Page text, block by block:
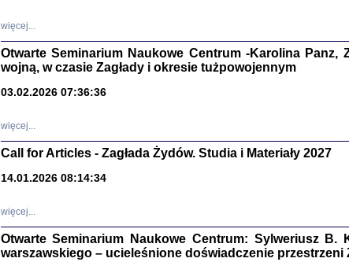
Zagłada
Studia i
więcej...
Otwarte Seminarium Naukowe Centrum -Karolina Panz,
wojną, w czasie Zagłady i okresie tużpowojennym
03.02.2026 07:36:36
więcej...
Call for Articles - Zagłada Żydów. Studia i Materiały 2027
14.01.2026 08:14:34
więcej...
Otwarte Seminarium Naukowe Centrum: Sylweriusz B.
warszawskiego – ucieleśnione doświadczenie przestrzeni